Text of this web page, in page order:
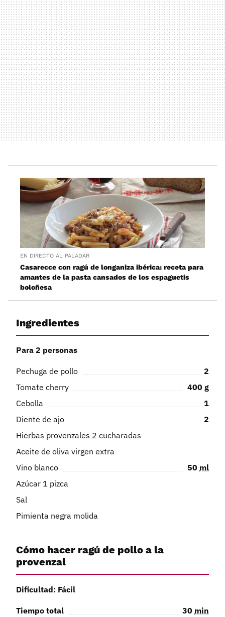
EN DIRECTO AL PALADAR
Casarecce con ragú de longaniza ibérica: receta para
amantes de la pasta cansados de los espaguetis
boloñesa
Ingredientes
Para 2 personas
Pechuga de pollo
2
Tomate cherry
400 g
Cebolla
1
Diente de ajo
2
Hierbas provenzales 2 cucharadas
Aceite de oliva virgen extra
Vino blanco
50 ml
Azúcar 1 pizca
Sal
Pimienta negra molida
Cómo hacer ragú de pollo a la
provenzal
Dificultad: Fácil
Tiempo total 30 min